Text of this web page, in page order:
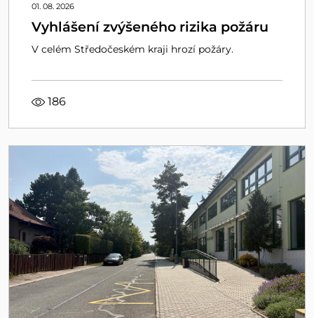
01. 08. 2026
Vyhlášení zvýšeného rizika požáru
V celém Středočeském kraji hrozí požáry.
186